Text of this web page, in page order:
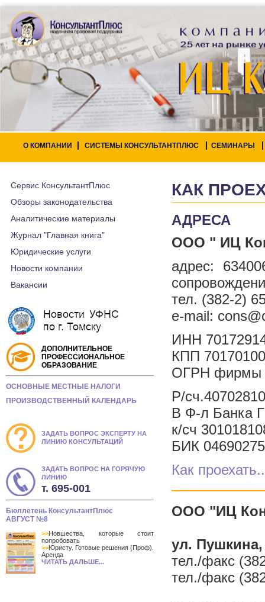
О КОМПАНИИ СИСТЕМЫ КОНСУЛЬТАНТПЛЮС СЕМИНАРЫ
Сервис КонсультантПлюс
Обзоры законодательства
Аналитические материалы
Журнал "Главная книга"
Юридические услуги
Новости компании
Вакансии
ДОПОЛНИТЕЛЬНОЕ
ПРОФЕССИОНАЛЬНОЕ
ОБРАЗОВАНИЕ
ОСНОВНЫЕ МЕСТНЫЕ НАЛОГИ
ПРОИЗВОДСТВЕННЫЙ КАЛЕНДАРЬ
ЗАДАТЬ ВОПРОС ЭКСПЕРТУ НА
ЛИНИЮ КОНСУЛЬТАЦИЙ
ЗАДАТЬ ВОПРОС НА ГОРЯЧУЮ
ЛИНИЮ
т. 695-001
Бюллетень КонсультантПлюс
АВГУСТ №8
>>Новшества, которые стоит
попробовать
>>Юристу. Готовые решения (Проф).
Аренда
ЧИТАТЬ ДАЛЬШЕ...
КАК
АДРЕСА
ООО " ИЦ
адрес:
тел. (382-2)
e-mail:
ИНН
КПП
ОГРН фирмы
Р/
В Ф-л Банка
к/сч
БИК
Как
ООО "ИЦ
ул. Пушкина,
тел./факс
тел./факс